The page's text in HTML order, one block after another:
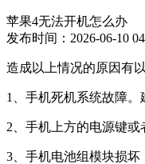
苹果4无法开机怎么办
发布时间：2026-06-10
造成以上情况的原因有
1、手机死机系统故障。
2、手机上方的电源键或
3、手机电池组模块损坏